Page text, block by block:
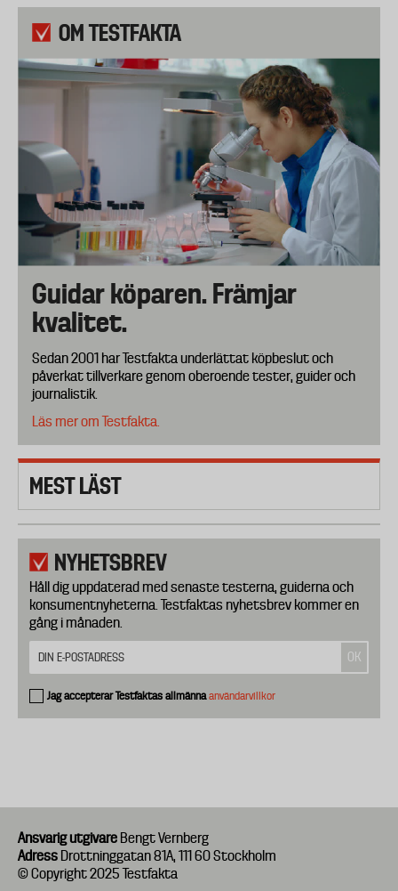
OM TESTFAKTA
Guidar köparen. Främjar
kvalitet.
Sedan 2001 har Testfakta underlättat köpbeslut och
påverkat tillverkare genom oberoende tester, guider och
journalistik.
Läs mer om Testfakta.
MEST LÄST
NYHETSBREV
Håll dig uppdaterad med senaste testerna, guiderna och
konsumentnyheterna. Testfaktas nyhetsbrev kommer en
gång i månaden.
Jag accepterar Testfaktas allmännaanvändarvillkor
Ansvarig utgivare Bengt Vernberg
Adress Drottninggatan 81A, 111 60 Stockholm
© Copyright 2025 Testfakta